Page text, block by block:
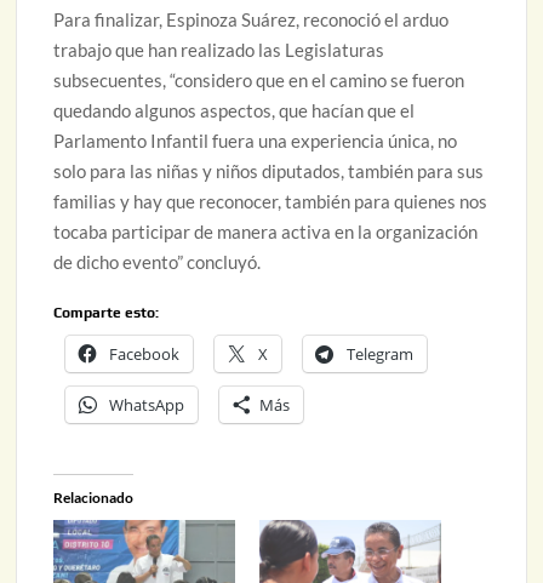
Para finalizar, Espinoza Suárez, reconoció el arduo
trabajo que han realizado las Legislaturas
subsecuentes, “considero que en el camino se fueron
quedando algunos aspectos, que hacían que el
Parlamento Infantil fuera una experiencia única, no
solo para las niñas y niños diputados, también para sus
familias y hay que reconocer, también para quienes nos
tocaba participar de manera activa en la organización
de dicho evento” concluyó.
Comparte esto:
Facebook X Telegram
WhatsApp Más
Relacionado